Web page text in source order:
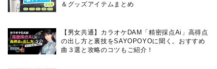
＆グッズアイテムまとめ
【男女共通】カラオケDAM「精密採点Ai」高得点
の出し方と裏技をSAYOPOYOに聞く。おすすめ
曲３選と攻略のコツもご紹介！